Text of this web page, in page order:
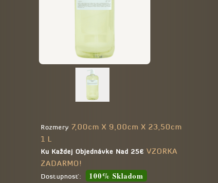
Rozmery 7,00cm X 9,00cm X 23,50cm
1 L
Ku Každej Objednávke Nad 25€ VZORKA
ZADARMO!
Dostupnosť: 100% Skladom